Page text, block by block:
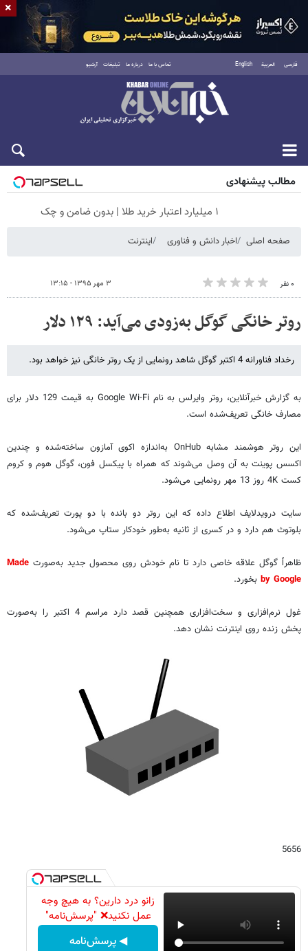
فارسی العربية English تماس با ما درباره ما تبلیغات آرشیو
جمعه ۱۶ مرداد ۱۴۰۵
مطالب پیشنهادی
۱ میلیارد اعتبار خرید طلا | بدون ضامن و چک
صفحه اصلی اخبار دانش و فناوری اینترنت
۰ نفر ۳ مهر ۱۳۹۵ - ۱۳:۱۵
روتر خانگی گوگل به‌زودی می‌آید: ۱۲۹ دلار
رخداد فناورانه 4 اکتبر گوگل شاهد رونمایی از یک روتر خانگی نیز خواهد بود.
به گزارش خبرآنلاین، روتر وایرلس به نام Google Wi-Fi به قیمت 129 دلار برای
مصارف خانگی تعریف‌شده است.
این روتر هوشمند مشابه OnHub به‌اندازه اکوی آمازون ساخته‌شده و چندین
اکسس پوینت به آن وصل می‌شوند که همراه با پیکسل فون، گوگل هوم و کروم
کست 4K روز 13 مهر رونمایی می‌شود.
سایت درویدلایف اطلاع داده که این روتر دو بانده با دو پورت تعریف‌شده که
بلوتوث هم دارد و در کسری از ثانیه به‌طور خودکار ستاپ می‌شود.
ظاهراً گوگل علاقه خاصی دارد تا نام خودش روی محصول جدید به‌صورت Made
by Google بخورد.
غول نرم‌افزاری و سخت‌افزاری همچنین قصد دارد مراسم 4 اکتبر را به‌صورت
پخش زنده روی اینترنت نشان دهد.
5656
زانو درد دارین؟ به هیچ وجه
عمل نکنید❌ "پرسش‌نامه"
◀ پرسش‌نامه
×